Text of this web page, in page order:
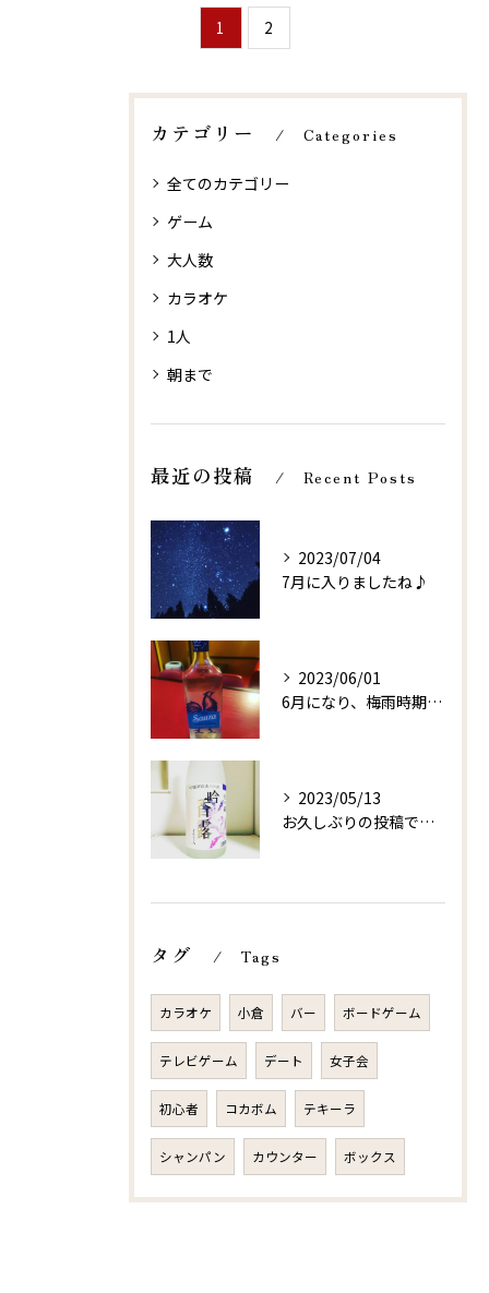
1 2
カテゴリー Categories
全てのカテゴリー
ゲーム
大人数
カラオケ
1人
朝まで
最近の投稿 Recent Posts
2023/07/04
7月に入りましたね♪
2023/06/01
6月になり、梅雨時期に突入しましたね😭
2023/05/13
お久しぶりの投稿です！
タグ Tags
カラオケ 小倉 バー ボードゲーム
テレビゲーム デート 女子会
初心者 コカボム テキーラ
シャンパン カウンター ボックス